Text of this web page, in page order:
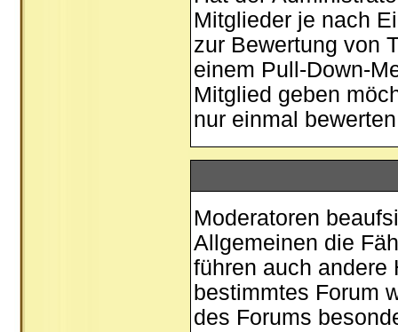
Mitglieder je nach
zur Bewertung von
einem Pull-Down-
Mitglied geben
nur einmal
Moderatoren
Allgemeinen die
führen auch andere
bestimmtes Forum
des Forums